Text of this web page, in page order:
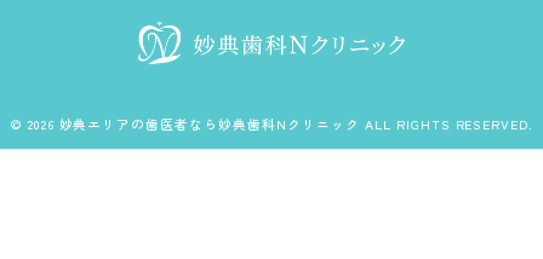
© 2026 妙典エリアの歯医者なら妙典歯科Nクリニック ALL RIGHTS RESERVED.